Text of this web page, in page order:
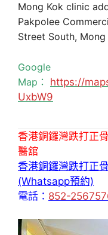
Mong Kok clinic
Pakpolee
Street South,
Google
Map： https://
UxbW9
香港銅鑼灣跌打正
醫舘
香港銅鑼灣跌打正
(Whatsapp預約)
電話： 852-